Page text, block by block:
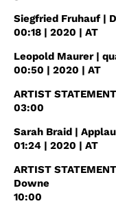
Siegfried Fruhauf |
00:18 | 2020 | AT
Leopold Maurer |
00:50 | 2020 | AT
ARTIST
03:00
Sarah Braid |
01:24 | 2020 | AT
ARTIST
Downe
10:00